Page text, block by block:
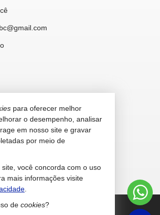
F Política de Privacidade
para oferecer melhor
o desempenho, analisar
em nosso site e gravar
por meio de
você concorda com o uso
mais informações visite
de cookies?